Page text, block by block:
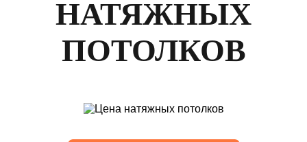
НАТЯЖНЫХ
ПОТОЛКОВ